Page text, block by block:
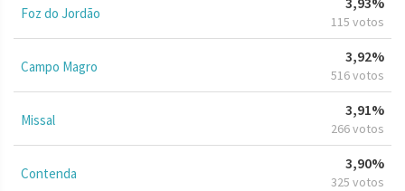
Foz do Jordão 115 votos
Campo Magro
3,92%
516 votos
Missal
3,91%
266 votos
Contenda
3,90%
325 votos